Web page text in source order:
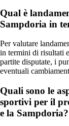
Qual è
Sampdoria in
Per valutare
in termini di risultati
partite disputate, i
eventuali
Quali sono le
sportivi per il
e la Sampdoria?